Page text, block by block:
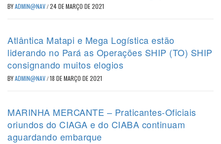
BYADMIN@NAV/24 DE MARÇO DE 2021
Atlântica Matapi e Mega Logística estão
liderando no Pará as Operações SHIP (TO) SHIP
consignando muitos elogios
BYADMIN@NAV/18 DE MARÇO DE 2021
MARINHA MERCANTE – Praticantes-Oficiais
oriundos do CIAGA e do CIABA continuam
aguardando embarque